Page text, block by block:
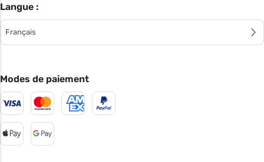
Langue :
Français
Modes de paiement